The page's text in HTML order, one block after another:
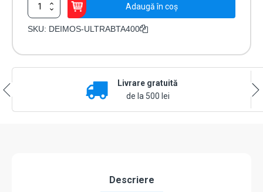
Cantitate
Kit
automatizare
Adaugă în coș
SKU: DEIMOS-ULTRABTA400
Livrare gratuită
de la 500 lei
Descriere